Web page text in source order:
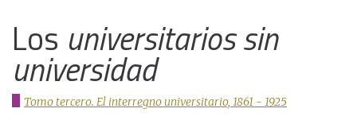
Galería
Documentos institucionales
Los universitarios sin
universidad
Tomo tercero. El interregno universitario, 1861 - 1925